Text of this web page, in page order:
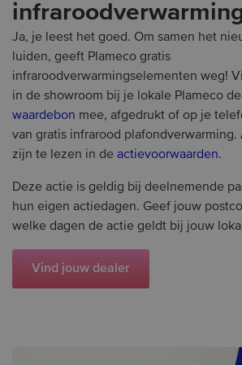
Ja, je leest het goed. Om samen het
luiden, geeft Plameco gratis
infraroodverwarmingselementen weg!
in de showroom bij je lokale Plameco
waardebon mee, afgedrukt of op je
van gratis infrarood plafondverwarming.
zijn te lezen in de actievoorwaarden.
Deze actie is geldig bij deelnemende
hun eigen actiedagen. Geef jouw
welke dagen de actie geldt bij jouw
Vind jouw dealer